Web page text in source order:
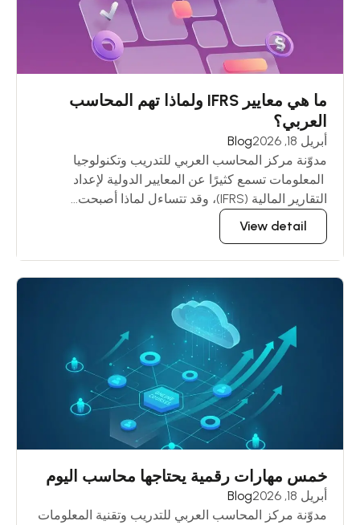
ما هي معايير IFRS ولماذا تهم المحاسب
العربي؟
أبريل 18, 2026
Blog
مدوّنة مركز المحاسب العربي للتدريب وتكنولوجيا
المعلومات تسمع كثيرًا عن المعايير الدولية لإعداد
التقارير المالية (IFRS)، وقد تتساءل لماذا أصبحت...
View detail
خمس مهارات رقمية يحتاجها محاسب اليوم
أبريل 18, 2026
Blog
مدوّنة مركز المحاسب العربي للتدريب وتقنية المعلومات